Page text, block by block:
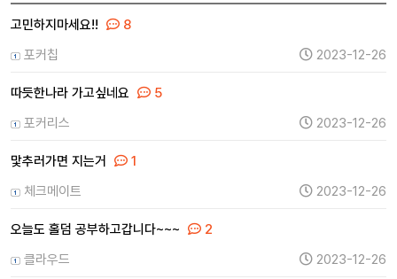
고민하지마세요!!
8
포커칩
2023-12-26
따듯한나라 가고싶네요
5
포커리스
2023-12-26
맟추러가면 지는거
1
체크메이트
2023-12-26
오늘도 홀덤 공부하고갑니다~~~
2
클라우드
2023-12-26